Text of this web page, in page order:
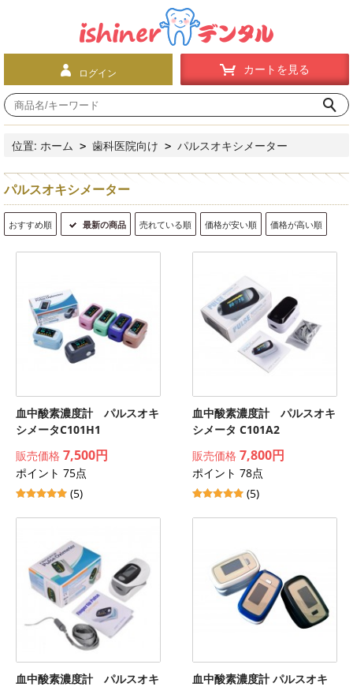
ログイン カートを見る
位置: ホーム > 歯科医院向け > パルスオキシメーター
パルスオキシメーター
おすすめ順 最新の商品 売れている順 価格が安い順 価格が高い順
血中酸素濃度計 パルスオキ
シメータC101H1
販売価格 7,500円
ポイント 75点
(5)
血中酸素濃度計 パルスオキ
シメータ C101A2
販売価格 7,800円
ポイント 78点
(5)
血中酸素濃度計 パルスオキ
血中酸素濃度計 パルスオキ